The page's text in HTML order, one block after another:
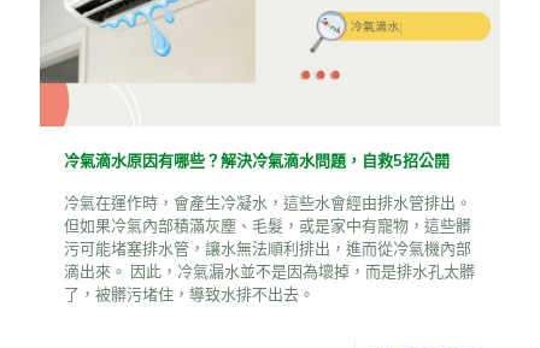
冷氣滴水原因有哪些？解決冷氣滴水問題，自救5招公開
冷氣在運作時，會產生冷凝水，這些水會經由排水管排出。
但如果冷氣內部積滿灰塵、毛髮，或是家中有寵物，這些髒
污可能堵塞排水管，讓水無法順利排出，進而從冷氣機內部
滴出來。 因此，冷氣漏水並不是因為壞掉，而是排水孔太髒
了，被髒污堵住，導致水排不出去。